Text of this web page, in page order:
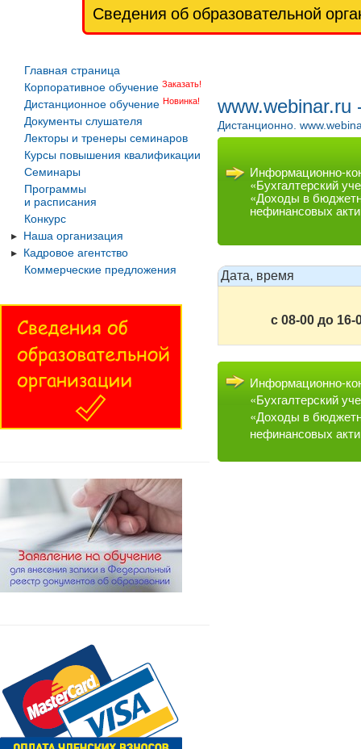
Сведения об образовательной
Главная страница
Корпоративное обучение Заказать!
Дистанционное обучение Новинка!
Документы слушателя
Лекторы и тренеры семинаров
Курсы повышения квалификации
Семинары
Программы
и расписания
Конкурс
Наша организация
Кадровое агентство
Коммерческие предложения
Дистанционно.
Информационно-
«Бухгалтерский
«Доходы в
нефинансовых
Дата, время
с 08-00 до
Информационно-
«Бухгалтерский
«Доходы в
нефинансовых